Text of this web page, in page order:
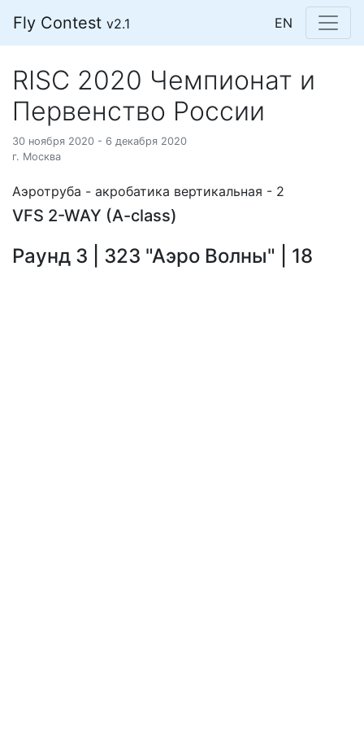
Fly Contest v2.1 EN
RISC 2020 Чемпионат и
Первенство России
30 ноября 2020 - 6 декабря 2020
г. Москва
Аэротруба - акробатика вертикальная - 2
VFS 2-WAY (A-class)
Раунд 3 | 323 "Аэро Волны" | 18